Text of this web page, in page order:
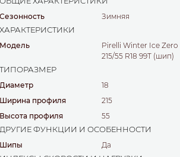
Сезонность Зимняя
ХАРАКТЕРИСТИКИ
Модель
Pirelli Winter Ice Zero
215/55 R18 99T (шип)
ТИПОРАЗМЕР
Диаметр
18
Ширина профиля
215
Высота профиля
55
ДРУГИЕ ФУНКЦИИ И ОСОБЕННОСТИ
Шипы Да